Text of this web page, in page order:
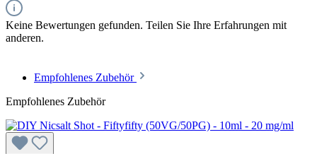
Keine Bewertungen gefunden. Teilen Sie Ihre Erfahrungen mit
anderen.
Empfohlenes Zubehör
Empfohlenes Zubehör